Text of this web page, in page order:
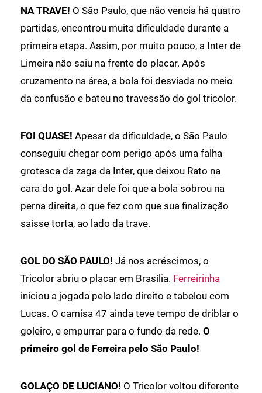
NA TRAVE! O São Paulo, que não vencia há quatro
partidas, encontrou muita dificuldade durante a
primeira etapa. Assim, por muito pouco, a Inter de
Limeira não saiu na frente do placar. Após
cruzamento na área, a bola foi desviada no meio
da confusão e bateu no travessão do gol tricolor.
FOI QUASE! Apesar da dificuldade, o São Paulo
conseguiu chegar com perigo após uma falha
grotesca da zaga da Inter, que deixou Rato na
cara do gol. Azar dele foi que a bola sobrou na
perna direita, o que fez com que sua finalização
saísse torta, ao lado da trave.
GOL DO SÃO PAULO! Já nos acréscimos, o
Tricolor abriu o placar em Brasília. Ferreirinha
iniciou a jogada pelo lado direito e tabelou com
Lucas. O camisa 47 ainda teve tempo de driblar o
goleiro, e empurrar para o fundo da rede. O
primeiro gol de Ferreira pelo São Paulo!
GOLAÇO DE LUCIANO! O Tricolor voltou diferente